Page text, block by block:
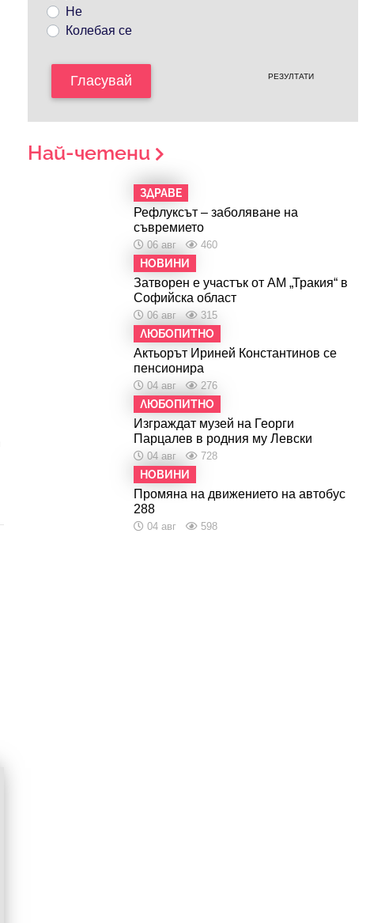
Не
Колебая се
Гласувай РЕЗУЛТАТИ
Най-четени
ЗДРАВЕ
Рефлуксът – заболяване на
съвремието
06 авг 460
НОВИНИ
Затворен е участък от АМ „Тракия“ в
Софийска област
06 авг 315
ЛЮБОПИТНО
Актьорът Ириней Константинов се
пенсионира
04 авг 276
ЛЮБОПИТНО
Изграждат музей на Георги
Парцалев в родния му Левски
04 авг 728
НОВИНИ
Промяна на движението на автобус
288
04 авг 598